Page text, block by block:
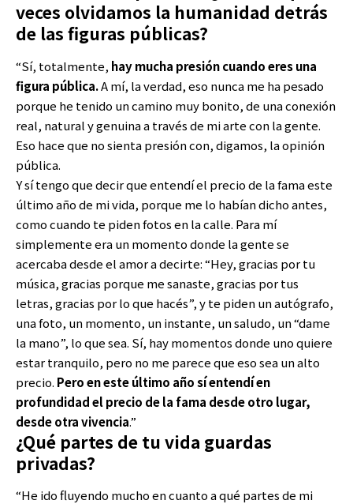
veces olvidamos la humanidad detrás
de las figuras públicas?
“Sí, totalmente, hay mucha presión cuando eres una
figura pública.A mí, la verdad, eso nunca me ha pesado
porque he tenido un camino muy bonito, de una conexión
real, natural y genuina a través de mi arte con la gente.
Eso hace que no sienta presión con, digamos, la opinión
pública.
Y sí tengo que decir que entendí el precio de la fama este
último año de mi vida, porque me lo habían dicho antes,
como cuando te piden fotos en la calle. Para mí
simplemente era un momento donde la gente se
acercaba desde el amor a decirte: “Hey, gracias por tu
música, gracias porque me sanaste, gracias por tus
letras, gracias por lo que hacés”, y te piden un autógrafo,
una foto, un momento, un instante, un saludo, un “dame
la mano”, lo que sea. Sí, hay momentos donde uno quiere
estar tranquilo, pero no me parece que eso sea un alto
precio. Pero en este último año sí entendí en
profundidad el precio de la fama desde otro lugar,
desde otra vivencia.”
¿Qué partes de tu vida guardas
privadas?
“He ido fluyendo mucho en cuanto a qué partes de mi